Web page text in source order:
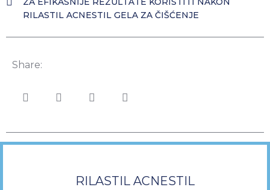
RILASTIL ACNESTIL GELA ZA ČIŠĆENJE
Share:
RILASTIL ACNESTIL